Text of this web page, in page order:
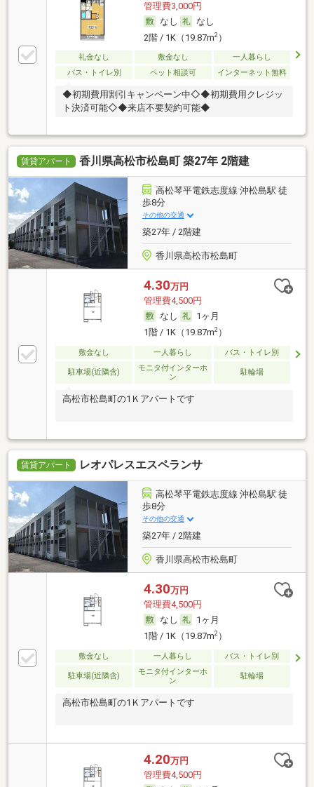
管理費3,000円
なし
なし
2階 / 1K（19.87m2）
礼金なし 敷金なし
一人暮らし
バス・トイレ別
ペット相談可 インターネット無料
◆初期費用割引キャンペーン中◇◆初期費用クレジッ
ト決済可能◇◆来店不要契約可能◆
賃貸アパート 香川県高松市松島町 築27年 2階建
高松琴平電鉄志度線 沖松島駅 徒
歩8分
その他の交通
築27年 / 2階建
香川県高松市松島町
4.30万円
管理費4,500円
なし
1ヶ月
1階 / 1K（19.87m2）
敷金なし 一人暮らし バス・トイレ別
駐車場(近隣含)
モニタ付インターホ
ン
駐輪場
高松市松島町の1Ｋアパートです
賃貸アパート レオパレスエスペランサ
高松琴平電鉄志度線 沖松島駅 徒
歩8分
その他の交通
築27年 / 2階建
香川県高松市松島町
4.30万円
管理費4,500円
なし
1ヶ月
1階 / 1K（19.87m2）
敷金なし 一人暮らし バス・トイレ別
駐車場(近隣含)
モニタ付インターホ
ン
駐輪場
高松市松島町の1Ｋアパートです
4.20万円
管理費4,500円